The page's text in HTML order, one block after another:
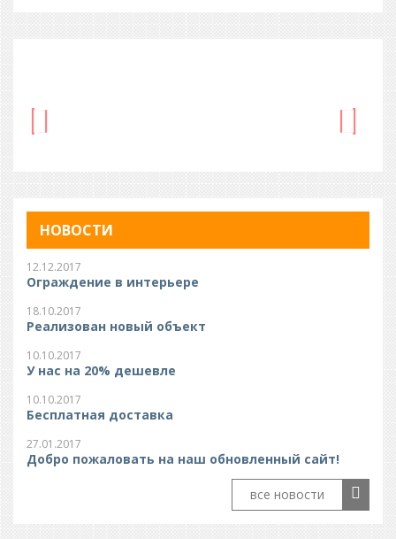
НОВОСТИ
12.12.2017
Ограждение в интерьере
18.10.2017
Реализован новый объект
10.10.2017
У нас на 20% дешевле
10.10.2017
Бесплатная доставка
27.01.2017
Добро пожаловать на наш обновленный сайт!
все новости